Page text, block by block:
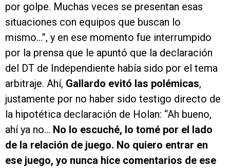
por golpe. Muchas veces se presentan esas
situaciones con equipos que buscan lo
mismo…”, y en ese momento fue interrumpido
por la prensa que le apuntó que la declaración
del DT de Independiente había sido por el tema
arbitraje. Ahí, Gallardo evitó las polémicas,
justamente por no haber sido testigo directo de
la hipotética declaración de Holan: “Ah bueno,
ahí ya no… No lo escuché, lo tomé por el lado
de la relación de juego. No quiero entrar en
ese juego, yo nunca hice comentarios de ese